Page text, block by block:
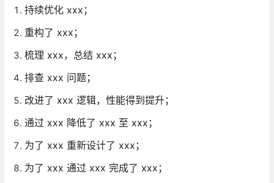
持续优化 xxx；
重构了 xxx；
梳理 xxx，总结 xxx；
排查 xxx 问题；
改进了 xxx 逻辑，性能得到提升；
通过 xxx 降低了 xxx 至 xxx；
为了 xxx 重新设计了 xxx；
为了 xxx 通过 xxx 完成了 xxx；